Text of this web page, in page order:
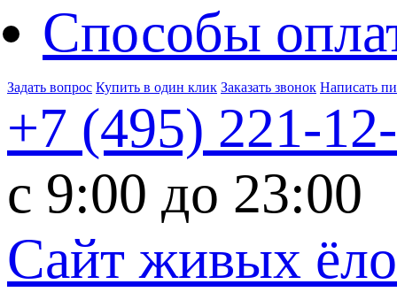
Способы
Задать вопрос Купить в один клик Заказать звонок Написать
+7 (495) 221-
c 9:00 до 23:00
Сайт живых